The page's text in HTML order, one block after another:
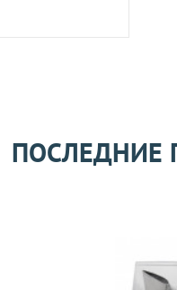
следующим образом:
ПОСЛЕДНИЕ